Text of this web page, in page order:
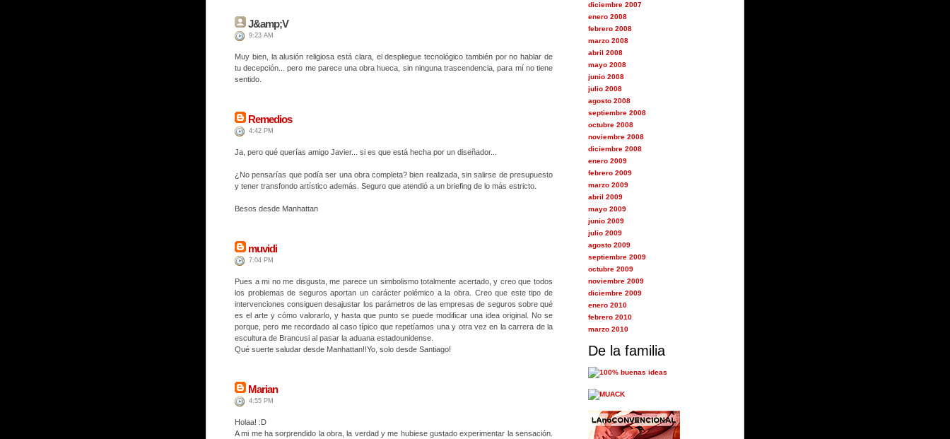
J&amp;V
9:23 AM
Muy bien, la alusión religiosa está clara, el despliegue tecnológico también por no hablar de
tu decepción... pero me parece una obra hueca, sin ninguna trascendencia, para mí no tiene
sentido.
Remedios
4:42 PM
Ja, pero qué querías amigo Javier... si es que está hecha por un diseñador...
¿No pensarías que podía ser una obra completa? bien realizada, sin salirse de presupuesto
y tener transfondo artístico además. Seguro que atendió a un briefing de lo más estricto.
Besos desde Manhattan
muvidi
7:04 PM
Pues a mi no me disgusta, me parece un simbolismo totalmente acertado, y creo que todos
los problemas de seguros aportan un carácter polémico a la obra. Creo que este tipo de
intervenciones consiguen desajustar los parámetros de las empresas de seguros sobre qué
es el arte y cómo valorarlo, y hasta que punto se puede modificar una idea original. No se
porque, pero me recordado al caso típico que repetíamos una y otra vez en la carrera de la
escultura de Brancusi al pasar la aduana estadounidense.
Qué suerte saludar desde Manhattan!!Yo, solo desde Santiago!
Marian
4:55 PM
Holaa! :D
A mi me ha sorprendido la obra, la verdad y me hubiese gustado experimentar la sensación.
diciembre 2007
enero 2008
febrero 2008
marzo 2008
abril 2008
mayo 2008
junio 2008
julio 2008
agosto 2008
septiembre 2008
octubre 2008
noviembre 2008
diciembre 2008
enero 2009
febrero 2009
marzo 2009
abril 2009
mayo 2009
junio 2009
julio 2009
agosto 2009
septiembre 2009
octubre 2009
noviembre 2009
diciembre 2009
enero 2010
febrero 2010
marzo 2010
De la familia